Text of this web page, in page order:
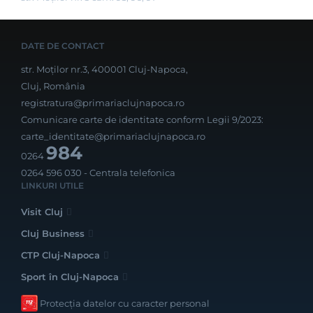
DATE DE CONTACT
str. Moților nr.3, 400001 Cluj-Napoca,
Cluj, România
registratura@primariaclujnapoca.ro
Comunicare carte de identitate conform Legii 9/2023:
carte_identitate@primariaclujnapoca.ro
0264984
0264 596 030 - Centrala telefonica
LINKURI UTILE
Visit Cluj
Cluj Business
CTP Cluj-Napoca
Sport în Cluj-Napoca
Protecția datelor cu caracter personal